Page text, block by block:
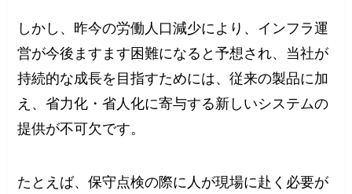
しかし、昨今の労働人口減少により、インフラ運
営が今後ますます困難になると予想され、当社が
持続的な成長を目指すためには、従来の製品に加
え、省力化・省人化に寄与する新しいシステムの
提供が不可欠です。
たとえば、保守点検の際に人が現場に赴く必要が